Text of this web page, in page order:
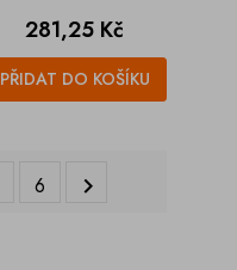
Cena
281,25 Kč
PŘIDAT DO KOŠÍKU
6 